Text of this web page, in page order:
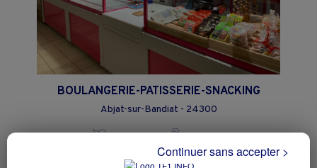
BOULANGERIE-PATISSERIE-SNACKING
Abjat-sur-Bandiat - 24300
Continuer sans accepter >